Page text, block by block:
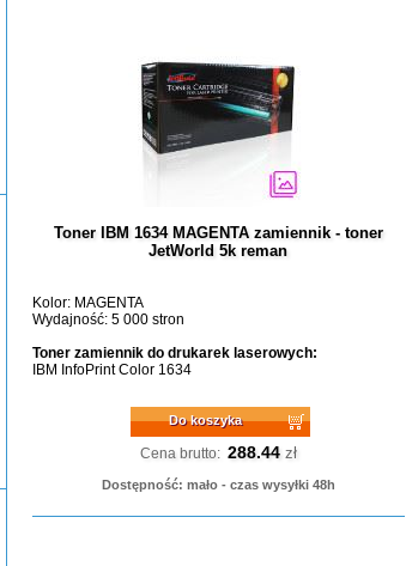
Toner IBM 1634 MAGENTA zamiennik - toner
JetWorld 5k reman
Kolor: MAGENTA
Wydajność: 5 000 stron
Toner zamiennik do drukarek laserowych:
IBM InfoPrint Color 1634
Do koszyka
Cena brutto: 288.44 zł
Dostępność: mało - czas wysyłki 48h